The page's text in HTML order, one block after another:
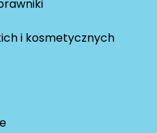
i kosmetycznych